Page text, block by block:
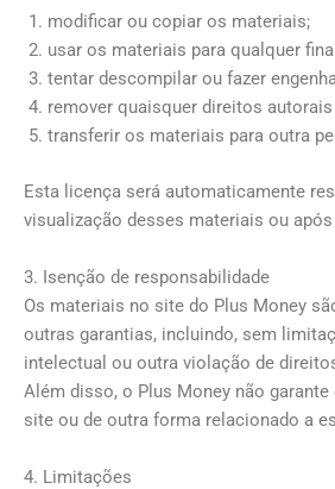
modificar ou copiar os materiais;
usar os materiais para qualquer
tentar descompilar ou fazer
remover quaisquer direitos
transferir os materiais para outra
Esta licença será automaticamente
visualização desses materiais ou
3. Isenção de responsabilidade
Os materiais no site do Plus Money
outras garantias, incluindo, sem
intelectual ou outra violação de
Além disso, o Plus Money não
site ou de outra forma relacionado a
4. Limitações